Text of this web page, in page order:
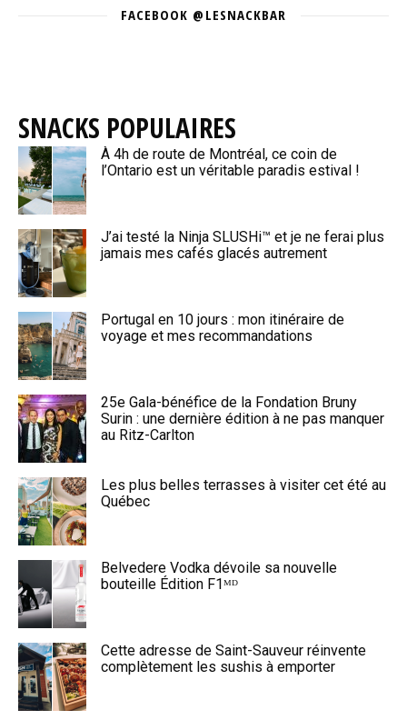
FACEBOOK @LESNACKBAR
SNACKS POPULAIRES
À 4h de route de Montréal, ce coin de
l’Ontario est un véritable paradis estival !
J’ai testé la Ninja SLUSHi™ et je ne ferai plus
jamais mes cafés glacés autrement
Portugal en 10 jours : mon itinéraire de
voyage et mes recommandations
25e Gala-bénéfice de la Fondation Bruny
Surin : une dernière édition à ne pas manquer
au Ritz-Carlton
Les plus belles terrasses à visiter cet été au
Québec
Belvedere Vodka dévoile sa nouvelle
bouteille Édition F1ᴹᴰ
Cette adresse de Saint-Sauveur réinvente
complètement les sushis à emporter